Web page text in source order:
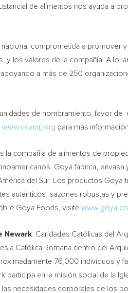
de alimentos nos ayuda a
nacional comprometida a promover
y los valores de la compañía. A lo
a más de 250
de nombramiento, favor de
www.ccannj.org para más información.
la compañía de alimentos de
Goya fabrica,
del Sur. Los productos
auténticos, sazones robustas y
Goya Foods, visite
Newark: Caridades Católicas del
Católica Romana dentro del
76,000 individuos y
participa en la misión social de la
necesidades corporales de los